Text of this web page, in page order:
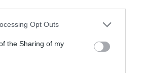
Opt Outs
the Sharing of my
Per la seva banda, Panés
de les funcions de la nostra
puguin accedir a
desenvolupar la seva